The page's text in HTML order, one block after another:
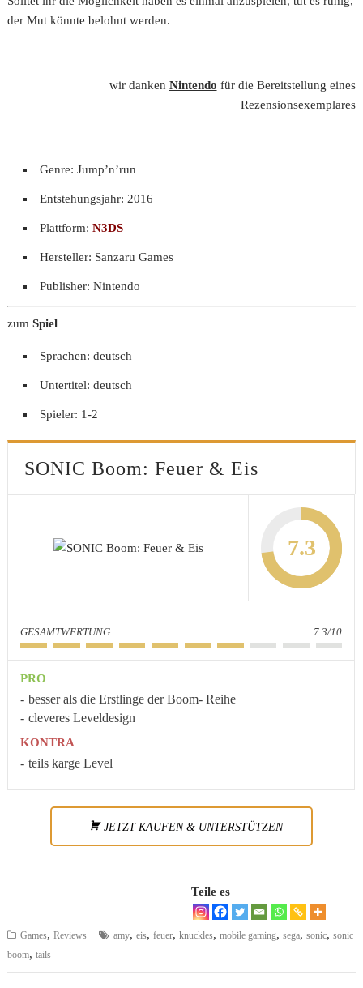
der Mut könnte belohnt werden.
wir danken Nintendo für die Bereitstellung eines
Rezensionsexemplares
Genre: Jump’n’run
Entstehungsjahr: 2016
Plattform:N3DS
Hersteller: Sanzaru Games
Publisher: Nintendo
zumSpiel
Sprachen: deutsch
Untertitel: deutsch
Spieler: 1-2
SONIC Boom: Feuer & Eis
7.3
GESAMTWERTUNG 7.3/10
PRO
besser als die Erstlinge der Boom- Reihe
cleveres Leveldesign
KONTRA
teils karge Level
JETZT KAUFEN & UNTERSTÜTZEN
Teile es
Games,Reviews amy,eis,feuer,knuckles,mobile gaming,sega,sonic,sonic
boom,tails